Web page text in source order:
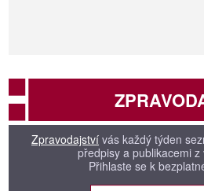
Zpravodajství vás každý týden
předpisy a publikacemi
Přihlaste se k